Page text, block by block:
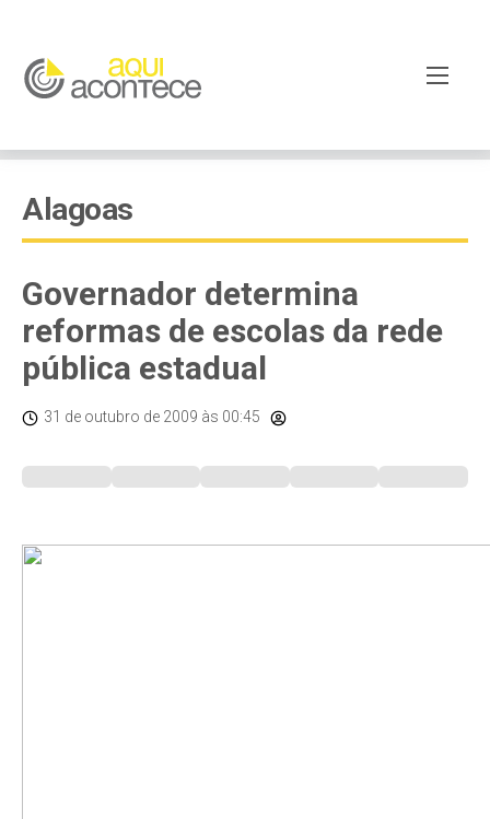
Alagoas
Governador determina
reformas de escolas da rede
pública estadual
31 de outubro de 2009 às 00:45